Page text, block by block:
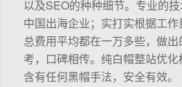
以及SEO的种种细节。专业的
中国出海企业；实打实根据工
总费用平均都在一万多些，做
考，口碑相传。纯白帽整站优
含有任何黑帽手法，安全有效。